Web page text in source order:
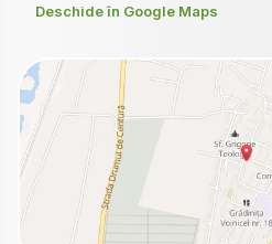
Deschide în Google Maps